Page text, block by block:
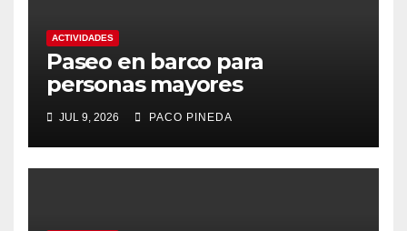
ACTIVIDADES
Paseo en barco para
personas mayores
JUL 9, 2026 PACO PINEDA